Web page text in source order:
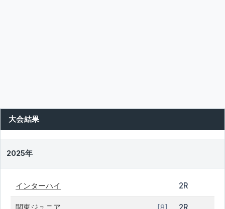
大会結果
2025年
インターハイ 2R
[8]